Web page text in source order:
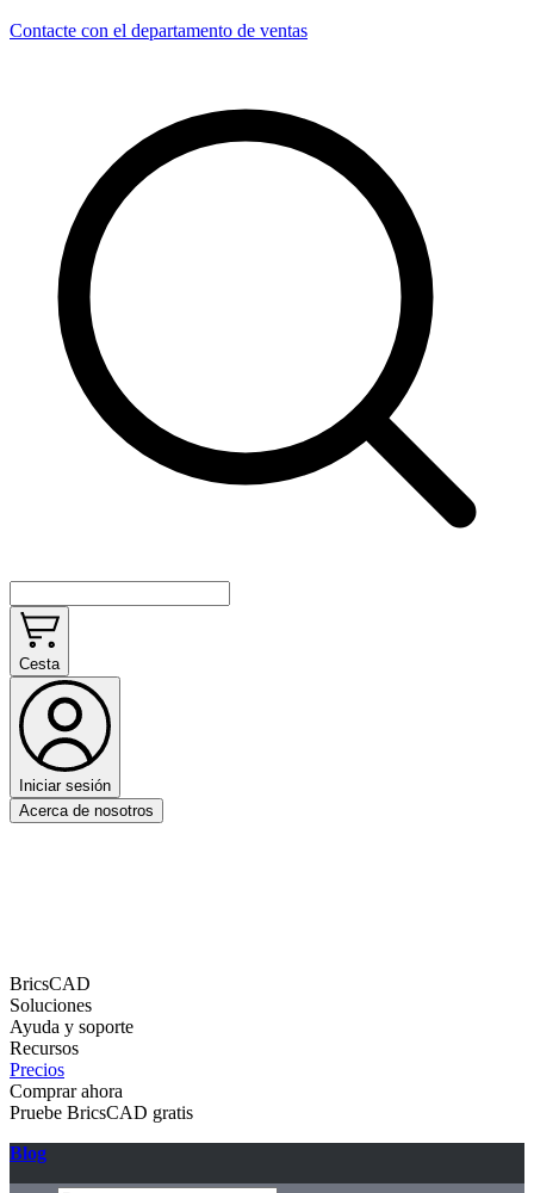
Contacte con el departamento de ventas
Cesta
Iniciar sesión
Acerca de nosotros
BricsCAD
Soluciones
Ayuda y soporte
Recursos
Precios
Comprar ahora
Pruebe BricsCAD gratis
Blog